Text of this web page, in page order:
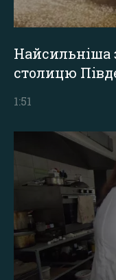
Найсильніша
столицю
1:51